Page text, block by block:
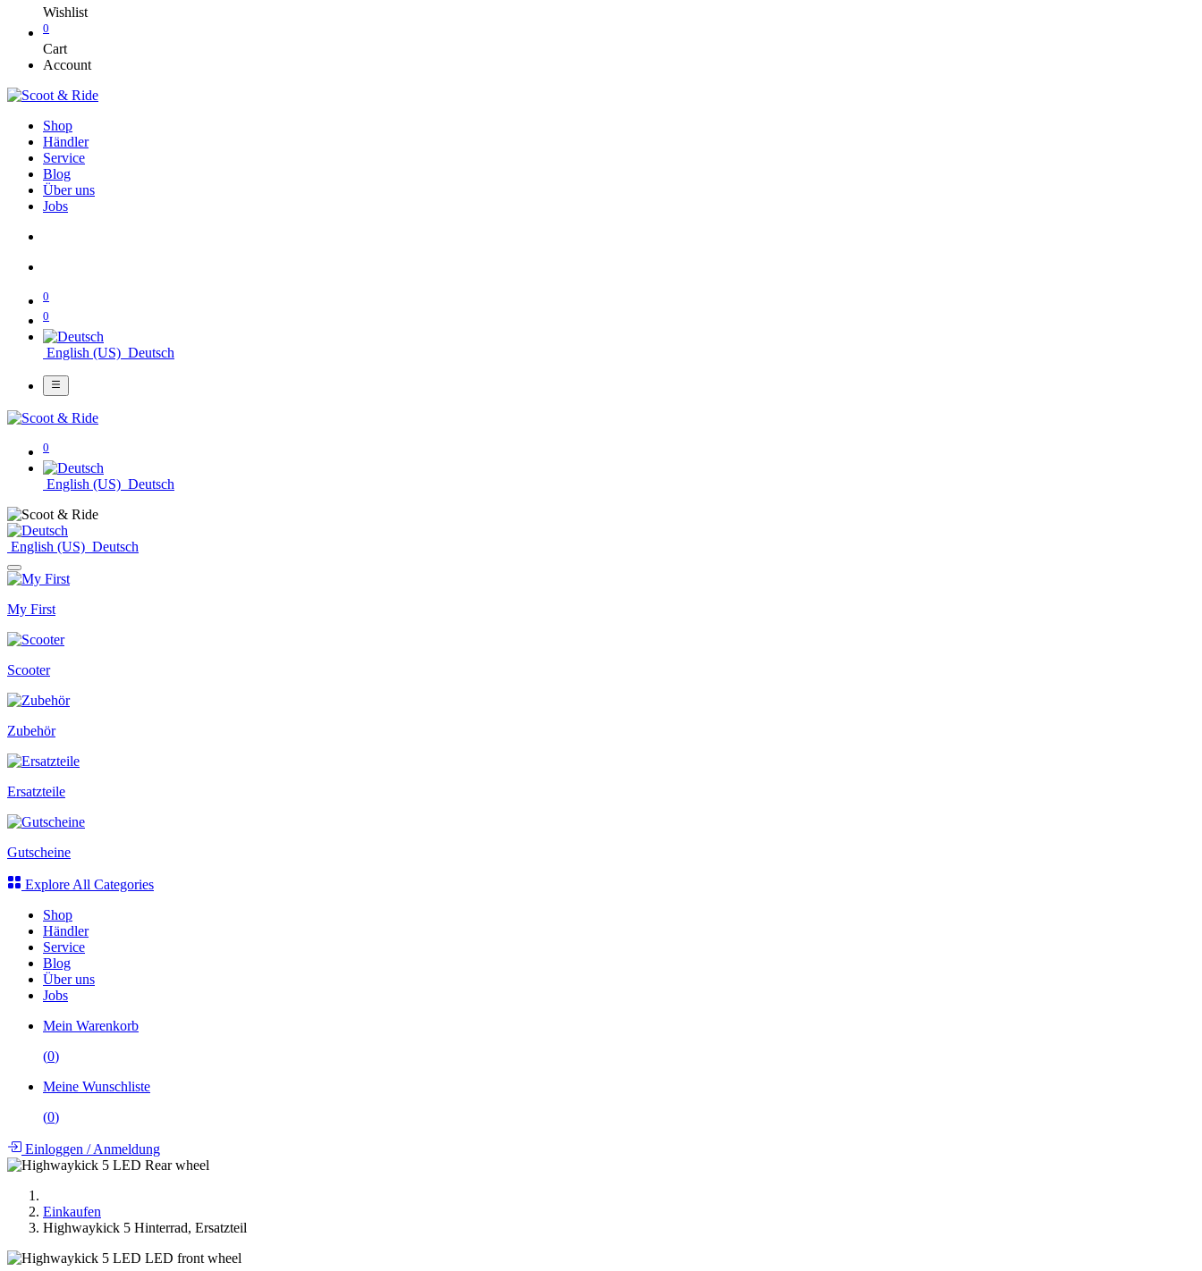
Wishlist
0
Cart
Account
Shop
Händler
Service
Blog
Über uns
Jobs
0
0
English (US) Deutsch
0
English (US) Deutsch
English (US) Deutsch
My First
Scooter
Zubehör
Ersatzteile
Gutscheine
Explore All Categories
Shop
Händler
Service
Blog
Über uns
Jobs
Mein Warenkorb
(0)
Meine Wunschliste
(0)
Einloggen /Anmeldung
Einkaufen
Highwaykick 5 Hinterrad, Ersatzteil